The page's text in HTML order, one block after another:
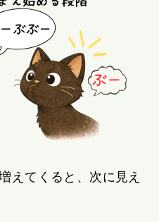
えてくると、次に見え